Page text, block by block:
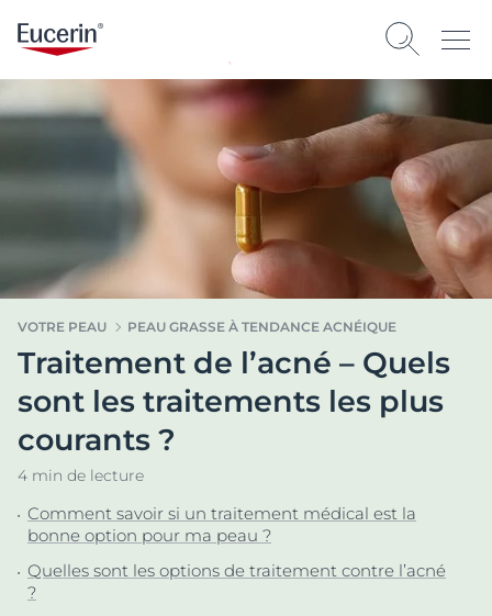
VOTRE PEAU PEAU GRASSE À TENDANCE ACNÉIQUE
Traitement de l’acné – Quels
sont les traitements les plus
courants ?
4 min de lecture
Comment savoir si un traitement médical est la
bonne option pour ma peau ?
Quelles sont les options de traitement contre l’acné
?